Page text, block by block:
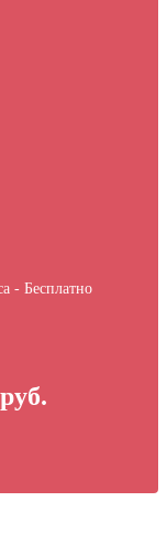
- Бесплатно
руб.